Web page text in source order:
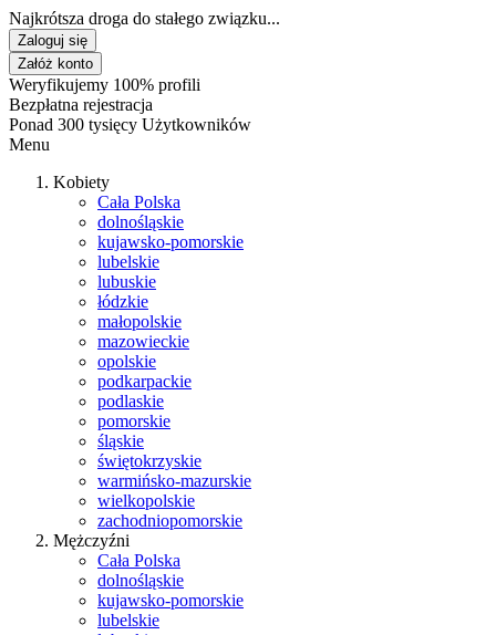
Najkrótsza droga do stałego związku...
Zaloguj się
Załóż konto
Weryfikujemy 100% profili
Bezpłatna rejestracja
Ponad 300 tysięcy Użytkowników
Menu
Kobiety
Cała Polska
dolnośląskie
kujawsko-pomorskie
lubelskie
lubuskie
łódzkie
małopolskie
mazowieckie
opolskie
podkarpackie
podlaskie
pomorskie
śląskie
świętokrzyskie
warmińsko-mazurskie
wielkopolskie
zachodniopomorskie
Mężczyźni
Cała Polska
dolnośląskie
kujawsko-pomorskie
lubelskie